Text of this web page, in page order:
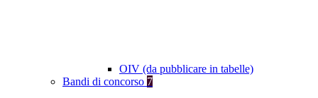
OIV (da pubblicare in tabelle)
Bandi di concorso 7